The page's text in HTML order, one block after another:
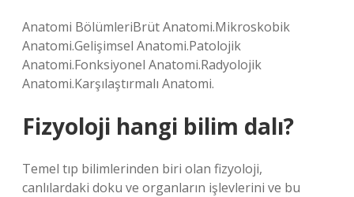
Anatomi BölümleriBrüt Anatomi.Mikroskobik
Anatomi.Gelişimsel Anatomi.Patolojik
Anatomi.Fonksiyonel Anatomi.Radyolojik
Anatomi.Karşılaştırmalı Anatomi.
Fizyoloji hangi bilim dalı?
Temel tıp bilimlerinden biri olan fizyoloji,
canlılardaki doku ve organların işlevlerini ve bu